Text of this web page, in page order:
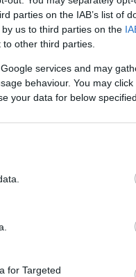
parties on the IAB’s list of
us to third parties on the
other third parties.
services and may
behaviour. You may
your data for below
for Targeted
június 18-
Ezen szeretne
bárki jelentkezhet
megkapják